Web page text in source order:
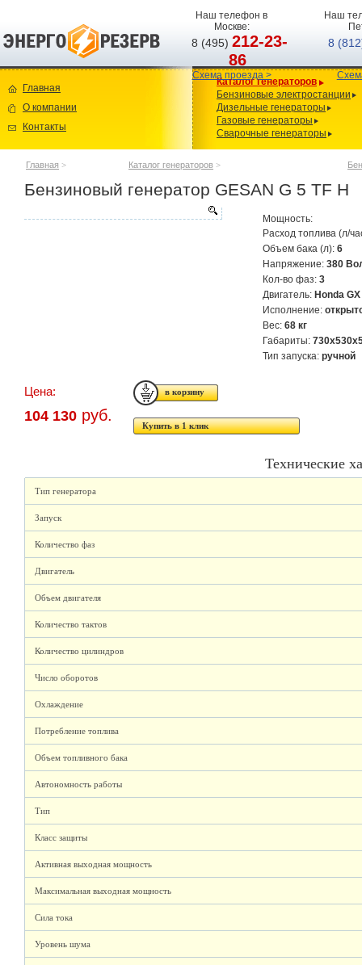
Наш телефон в
Москве:
8 (495)212-23-
86
Схема проезда >
Наш
8
Главная
О компании
Контакты
Каталог генераторов
Бензиновые электростанции
Дизельные генераторы
Газовые генераторы
Сварочные генераторы
Главная > Каталог генераторов >
Бензиновый генератор GESAN G 5 TF H
Мощность:
Расход топлива (л/
Объем бака (л): 6
Напряжение: 380
Кол-во фаз: 3
Двигатель: Honda
Исполнение:
Вес: 68 кг
Габариты:
Тип запуска: ручной
Цена:
104 130 руб.
Купить в 1 клик
Технические
Тип генератора
Запуск
Количество фаз
Двигатель
Объем двигателя
Количество тактов
Количество цилиндров
Число оборотов
Охлаждение
Потребление топлива
Объем топливного бака
Автономность работы
Тип
Класс защиты
Активная выходная мощность
Максимальная выходная мощность
Сила тока
Уровень шума